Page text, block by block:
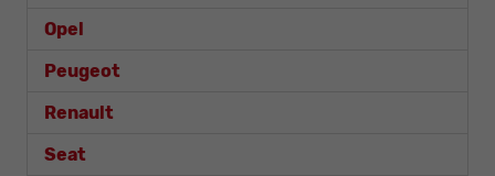
Opel
Peugeot
Renault
Seat